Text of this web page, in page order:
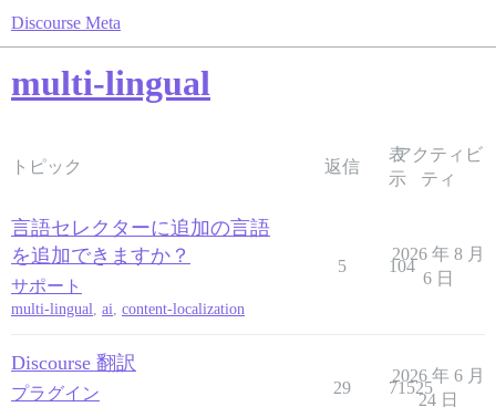
Discourse Meta
multi-lingual
トピック 返信
表
示
アクティビ
ティ
言語セレクターに追加の言語
を追加できますか？
サポート
multi-lingual, ai, content-localization
5 104
2026 年 8 月
6 日
Discourse 翻訳
プラグイン 29 71525
2026 年 6 月
24 日